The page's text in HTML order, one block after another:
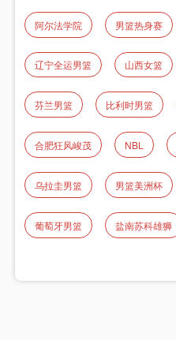
阿尔法学院 男篮热身赛
辽宁全运男篮 山西女篮
芬兰男篮 比利时男篮
合肥狂风峻茂 NBL
乌拉圭男篮 男篮美洲杯
葡萄牙男篮 盐南苏科雄狮